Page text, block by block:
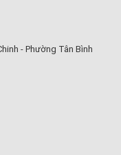
- Phường Tân Bình